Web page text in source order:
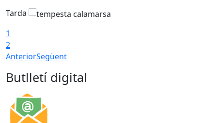
Tarda
1
2
AnteriorSegüent
Butlletí digital